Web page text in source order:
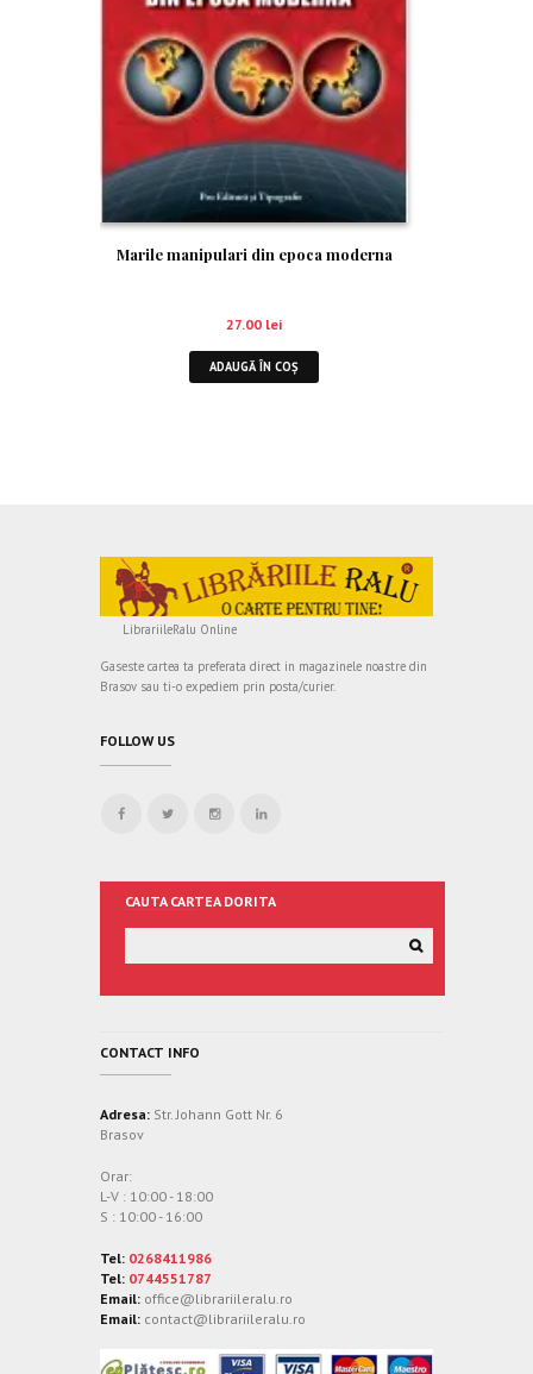
Marile manipulari din epoca moderna
27.00 lei
ADAUGĂ ÎN COȘ
LibrariileRalu Online
Gaseste cartea ta preferata direct in magazinele noastre din
Brasov sau ti-o expediem prin posta/curier.
FOLLOW US
CAUTA CARTEA DORITA
CONTACT INFO
Adresa: Str. Johann Gott Nr. 6
Brasov
Orar:
L-V : 10:00 - 18:00
S : 10:00 - 16:00
Tel: 0268411986
Tel: 0744551787
Email: office@librariileralu.ro
Email: contact@librariileralu.ro